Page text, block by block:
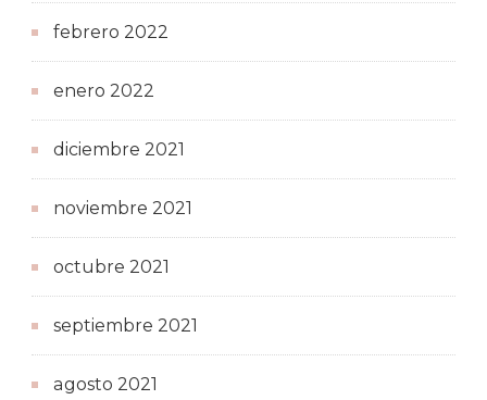
febrero 2022
enero 2022
diciembre 2021
noviembre 2021
octubre 2021
septiembre 2021
agosto 2021